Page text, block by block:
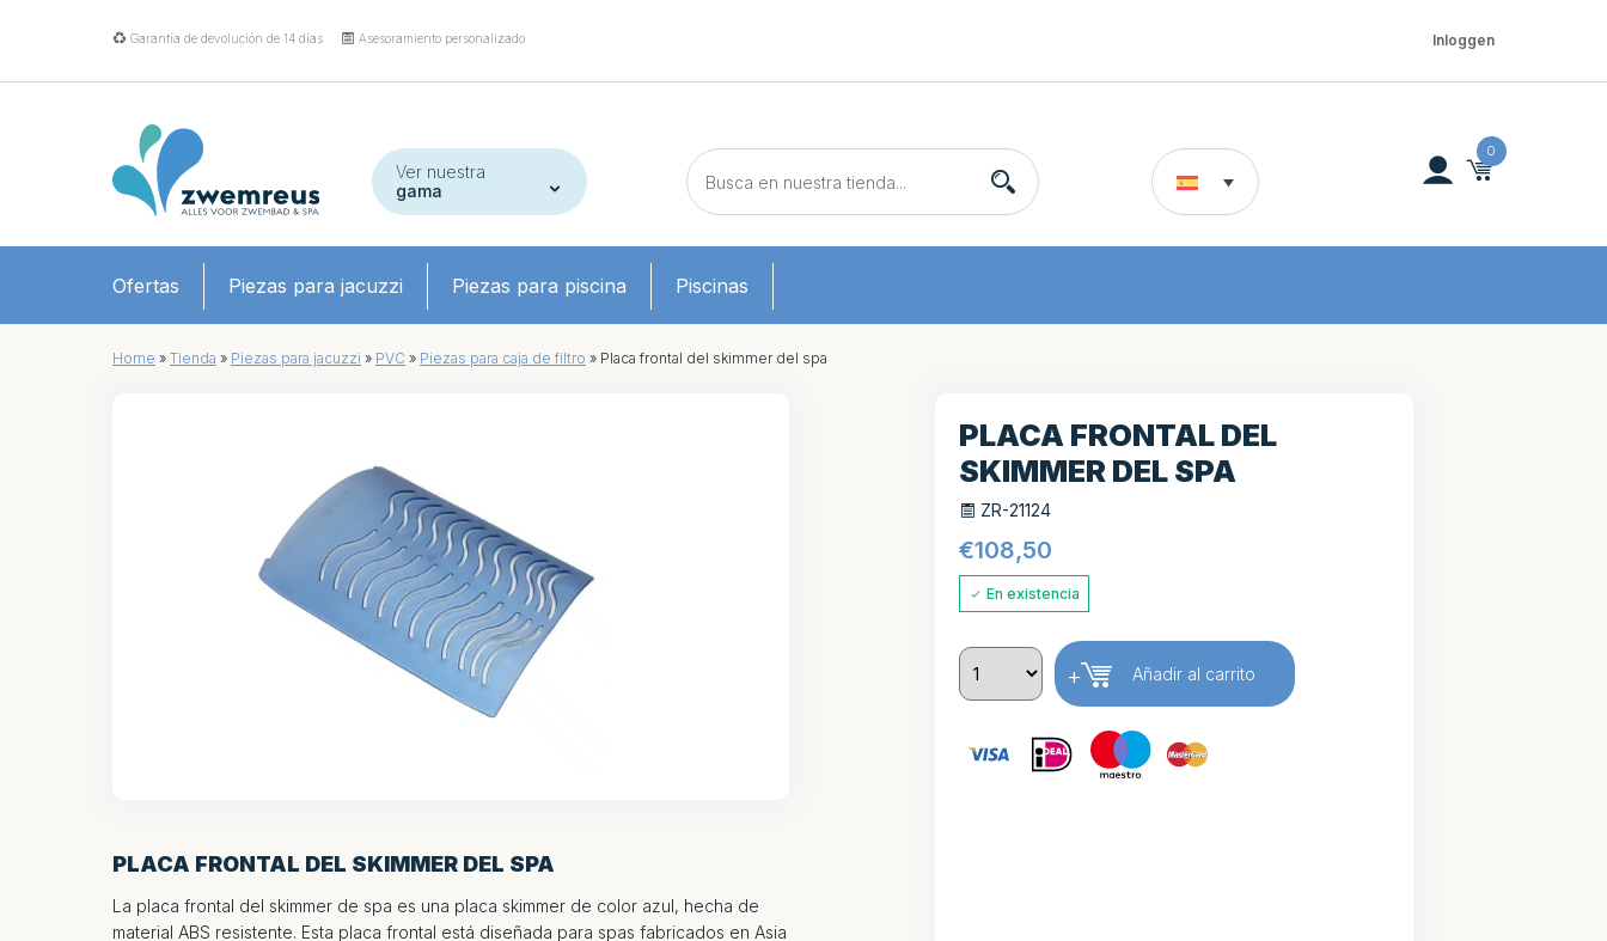
Garantía de devolución de 14 días Asesoramiento personalizado Inloggen
Ver nuestra
gama
0
Ofertas Piezas para jacuzzi Piezas para piscina Piscinas
Home » Tienda » Piezas para jacuzzi » PVC » Piezas para caja de filtro » Placa frontal del skimmer del spa
PLACA FRONTAL DEL SKIMMER DEL SPA
La placa frontal del skimmer de spa es una placa skimmer de color azul, hecha de
material ABS resistente. Esta placa frontal está diseñada para spas fabricados en Asia
PLACA FRONTAL DEL
SKIMMER DEL SPA
ZR-21124
€108,50
En existencia
+ Añadir al carrito